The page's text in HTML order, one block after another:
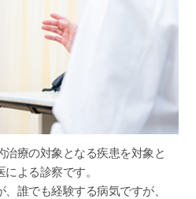
間変更のご案内
せていただきます。ご理解の程
（月）（9:00～17:00）
）～2026年1月4日（日）
推進し、診療情報を取得・活用す
に努めています。
療の対象となる疾患を対象と
よる診察です。
誰でも経験する病気ですが、